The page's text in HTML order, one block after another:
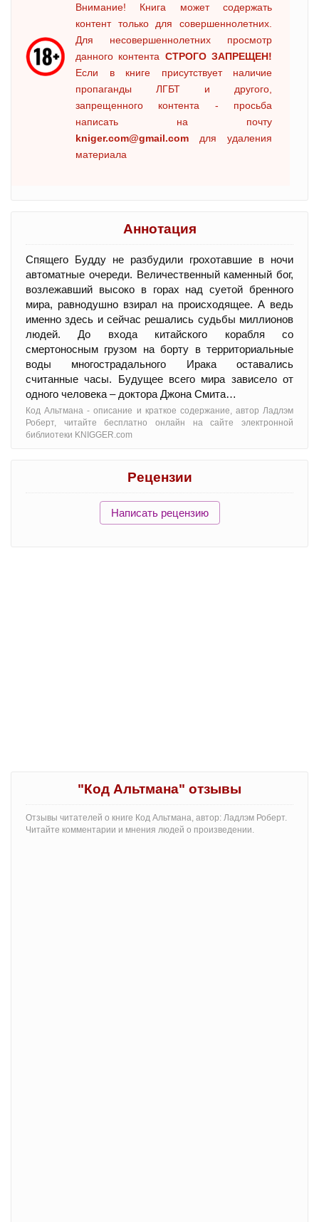
Внимание! Книга может содержать
контент только для совершеннолетних.
Для несовершеннолетних просмотр
данного контента СТРОГО ЗАПРЕЩЕН!
Если в книге присутствует наличие
пропаганды ЛГБТ и другого,
запрещенного контента - просьба
написать на почту
kniger.com@gmail.com для удаления
материала
Аннотация
Спящего Будду не разбудили грохотавшие в ночи
автоматные очереди. Величественный каменный бог,
возлежавший высоко в горах над суетой бренного
мира, равнодушно взирал на происходящее. А ведь
именно здесь и сейчас решались судьбы миллионов
людей. До входа китайского корабля со
смертоносным грузом на борту в территориальные
воды многострадального Ирака оставались
считанные часы. Будущее всего мира зависело от
одного человека – доктора Джона Смита…
Код Альтмана - oписание и краткое содержание, автор Ладлэм
Роберт, читайте бесплатно онлайн на сайте электронной
библиотеки KNIGGER.com
Рецензии
Написать рецензию
"Код Альтмана" отзывы
Отзывы читателей о книге Код Альтмана, автор: Ладлэм Роберт.
Читайте комментарии и мнения людей о произведении.